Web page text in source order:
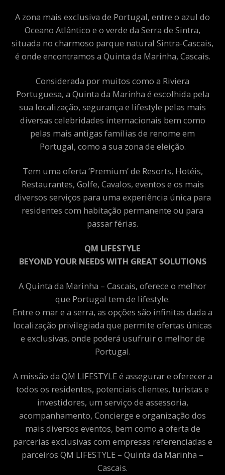
A zona mais exclusiva de Portugal, entre o azul do
Oceano Atlântico e o verde da Serra de Sintra,
situada no charmoso parque natural Sintra-Cascais,
é onde encontramos a Quinta da Marinha, Cascais.
Considerada por muitos como a Riviera
Portuguesa, a Quinta da Marinha é escolhida pela
sua localização, segurança e lifestyle pelas mais
diversas celebridades internacionais bem como
pelas mais antigas famílias de renome em
Portugal, como a sua zona de eleição.
Tem uma oferta ‘Premium’ de Resorts, Hotéis,
Restaurantes, Golfe, Cavalos, eventos e os mais
diversos serviços para uma experiência única para
residentes com habitação permanente ou para
passar férias.
QM LIFESTYLE
BEYOND YOUR NEEDS WITH GREAT SOLUTIONS
A Quinta da Marinha – Cascais, oferece o melhor
que Portugal tem de lifestyle.
Entre o mar e a serra, as opções são infinitas dada a
localização privilegiada que permite ofertas únicas
e exclusivas, onde poderá usufruir o melhor de
Portugal.
A missão da QM LIFESTYLE é assegurar e oferecer a
todos os residentes, potenciais clientes, turistas e
investidores, um serviço de assessoria,
acompanhamento, Concierge e organização dos
mais diversos eventos, bem como a oferta de
parcerias exclusivas com empresas referenciadas e
parceiros QM LIFESTYLE – Quinta da Marinha –
Cascais.